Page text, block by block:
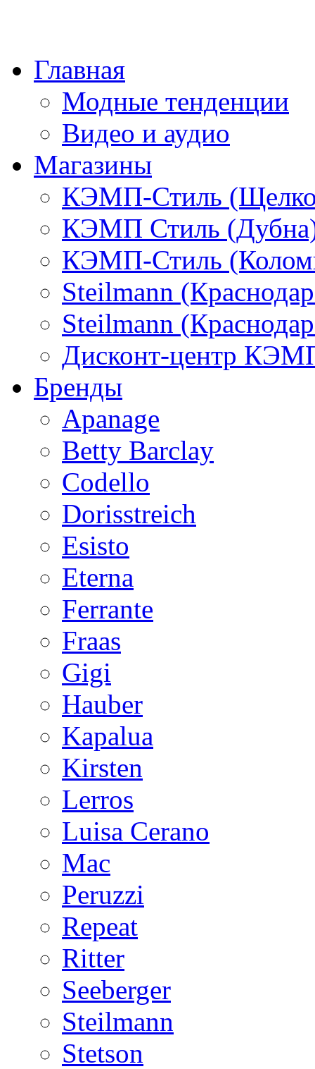
Главная
Модные тенденции
Видео и аудио
Магазины
КЭМП-Стиль
КЭМП Стиль
КЭМП-Стиль
Steilmann
Steilmann
Дисконт-центр
Бренды
Apanage
Betty Barclay
Codello
Dorisstreich
Esisto
Eterna
Ferrante
Fraas
Gigi
Hauber
Kapalua
Kirsten
Lerros
Luisa Cerano
Mac
Peruzzi
Repeat
Ritter
Seeberger
Steilmann
Stetson